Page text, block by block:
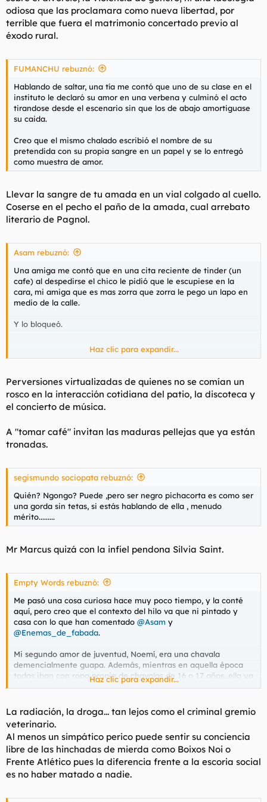
la imagen guardada, en la que destacara más los defectos y el
paso del tiempo que los puntos fuertes que recordáis o creéis
recordar.
de su ex y que pasen años sin verla. De otra forma, renueva
persona actual. Como abrir una y otra vez la misma herida, a
pesar de que se infecte.
odiosa que las proclamara como nueva libertad, por
terrible que fuera el matrimonio concertado previo al
éxodo rural.
FUMANCHU rebuznó:
Hablando de saltar, una tía me contó que uno de su clase en el
instituto le declaró su amor en una verbena y culminó el acto
tirandose desde el escenario sin que los de abajo amortiguase
su caida.
Creo que el mismo chalado escribió el nombre de su
pretendida con su propia sangre en un papel y se lo entregó
como muestra de amor.
Llevar la sangre de tu amada en un vial colgado al cuello.
Coserse en el pecho el paño de la amada, cual arrebato
literario de Pagnol.
Asam rebuznó:
Una amiga me contó que en una cita reciente de tinder (un
cafe) al despedirse el chico le pidió que le escupiese en la
cara, mi amiga que es mas zorra que zorra le pego un lapo en
medio de la calle.
Y lo bloqueó.
Haz clic para expandir...
Perversiones virtualizadas de quienes no se comían un
rosco en la interacción cotidiana del patio, la discoteca y
el concierto de música.
A "tomar café" invitan las maduras pellejas que ya están
tronadas.
segismundo sociopata rebuznó:
Quién? Ngongo? Puede ,pero ser negro pichacorta es como ser
una gorda sin tetas, si estás hablando de ella , menudo
mérito.........
Mr Marcus quizá con la infiel pendona Silvia Saint.
Empty Words rebuznó:
Me pasó una cosa curiosa hace muy poco tiempo, y la conté
aquí, pero creo que el contexto del hilo va que ni pintado y
casa con lo que han comentado @Asam y
@Enemas_de_fabada.
Mi segundo amor de juventud, Noemí, era una chavala
demencialmente guapa. Además, mientras en aquella época
todas iban con ropa propia de chavalas de 16 o 17 años, ella ya
vestía blazers, tacones, iba con bolsos caros... llevaba un rollo
Ella se pilló de mi... yo no estaba pillado de ella porque era
inalcanzable... pero claro, al ver que mostraba interés, me pillé
de ella. No sé que coño hacía yo, que parecía un gualtrapa en
aquella época, con un tía como aquella. Su ambiente, sus
amigas, el entorno acabó con todo rápido y me dejó bastante
jodido, muy jodido. Estaba lo que se dice enamorado, y a esas
Haz clic para expandir...
La radiación, la droga... tan lejos como el criminal gremio
veterinario.
Al menos un simpático perico puede sentir su conciencia
libre de las hinchadas de mierda como Boixos Noi o
Frente Atlético pues la diferencia frente a la escoria social
es no haber matado a nadie.